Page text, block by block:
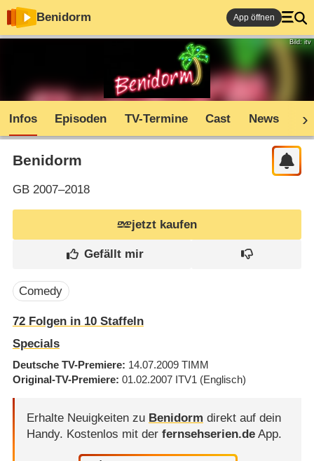
Benidorm App öffnen
Bild: itv
Infos Episoden TV-Termine Cast News
Benidorm
GB2007–2018
jetzt kaufen
Comedy
72Folgen in 10Staffeln
Specials
Deutsche TV-Premiere 14.07.2009 TIMM
Original-TV-Premiere 01.02.2007 ITV1 (Englisch)
Erhalte Neuigkeiten zu Benidorm direkt auf dein
Handy. Kostenlos mit der fernsehserien.deApp.